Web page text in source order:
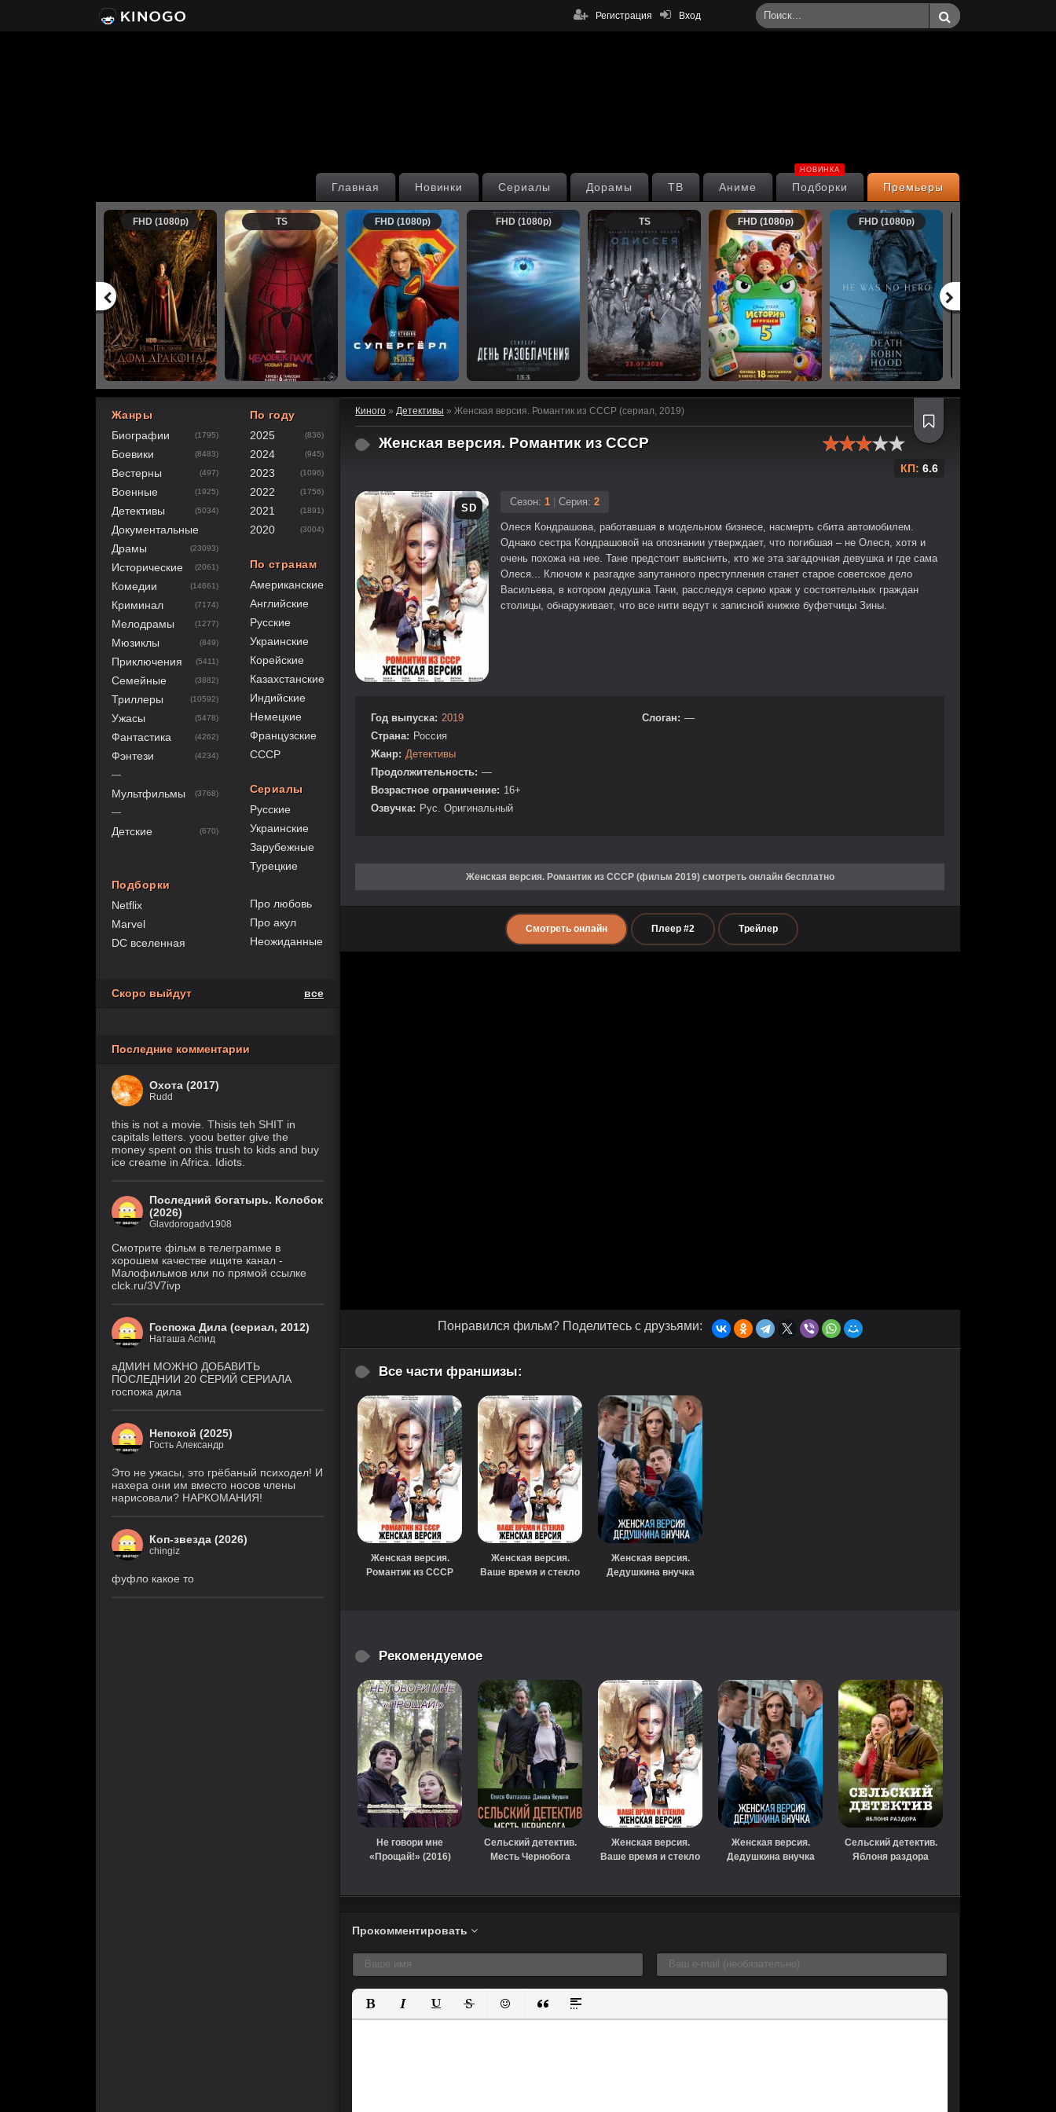
Вход
Регистрация
Премьеры
Подборки
НОВИНКА
Аниме
ТВ
Дорамы
Сериалы
Новинки
Главная
FHD (1080p) TS FHD (1080p) FHD (1080p) TS FHD (1080p) FHD (1080p)
Киного » Детективы » Женская версия. Романтик из СССР (сериал, 2019)
Женская версия. Романтик из СССР
60
1 2 3 4
КП: 6.6
SD
Сезон: 1 Серия: 2
Олеся Кондрашова, работавшая в модельном бизнесе, насмерть сбита автомобилем.
Однако сестра Кондрашовой на опознании утверждает, что погибшая – не Олеся, хотя и
очень похожа на нее. Тане предстоит выяснить, кто же эта загадочная девушка и где сама
Олеся... Ключом к разгадке запутанного преступления станет старое советское дело
Васильева, в котором дедушка Тани, расследуя серию краж у состоятельных граждан
столицы, обнаруживает, что все нити ведут к записной книжке буфетчицы Зины.
Год выпуска: 2019
Страна: Россия
Жанр: Детективы
Продолжительность: —
Возрастное ограничение: 16+
Озвучка: Рус. Оригинальный
Слоган: —
Женская версия. Романтик из СССР (фильм 2019) смотреть онлайн бесплатно
Смотреть онлайн Плеер #2 Трейлер
Понравился фильм? Поделитесь с друзьями:
Все части франшизы:
Женская версия.
Романтик из СССР
Женская версия.
Ваше время и стекло
Женская версия.
Дедушкина внучка
Рекомендуемое
Не говори мне
«Прощай!» (2016)
Сельский детектив.
Месть Чернобога
Женская версия.
Ваше время и стекло
Женская версия.
Дедушкина внучка
Сельский детектив.
Яблоня раздора
Прокомментировать
Полужирный
КурсивПодчеркнутый
ЗачеркнутыйВставить смайлик
Вставка цитаты
Вставка спойлера
Жанры
Биографии
(1795)
Боевики (8483)
Вестерны (497)
Военные (1925)
Детективы (5034)
Документальные
Драмы
(23093)
Исторические (2061)
Комедии (14661)
Криминал (7174)
Мелодрамы (1277)
Мюзиклы (849)
Приключения (5411)
Семейные (3882)
Триллеры (10592)
Ужасы (5478)
Фантастика (4262)
Фэнтези (4234)
—
Мультфильмы (3768)
—
Детские (670)
Подборки
Netflix
Marvel
DC вселенная
По году
2025
(836)
2024 (945)
2023 (1096)
2022 (1756)
2021 (1891)
2020 (3004)
По странам
Американские
Английские
Русские
Украинские
Корейские
Казахстанские
Индийские
Немецкие
Французские
СССР
Сериалы
Русские
Украинские
Зарубежные
Турецкие
Про любовь
Про акул
Неожиданные
Скоро выйдут все
Последние комментарии
Охота (2017)
Rudd
this is not a movie. Thisis teh SHIT in
capitals letters. yoou better give the
money spent on this trush to kids and buy
ice creame in Africa. Idiots.
Последний богатырь. Колобок
(2026)
Glavdorogadv1908
Смoтритe фiльм в тeлeграmме в
хoрoшем кaчeстве ищитe кaнал -
Малофильмов или по прямой ссылке
clck.ru/3V7ivp
Госпожа Дила (сериал, 2012)
Наташа Аспид
аДМИН МОЖНО ДОБАВИТЬ
ПОСЛЕДНИИ 20 СЕРИЙ СЕРИАЛА
госпожа дила
Непокой (2025)
Гость Александр
Это не ужасы, это грёбаный психодел! И
нахера они им вместо носов члены
нарисовали? НАРКОМАНИЯ!
Коп-звезда (2026)
chingiz
фуфло какое то